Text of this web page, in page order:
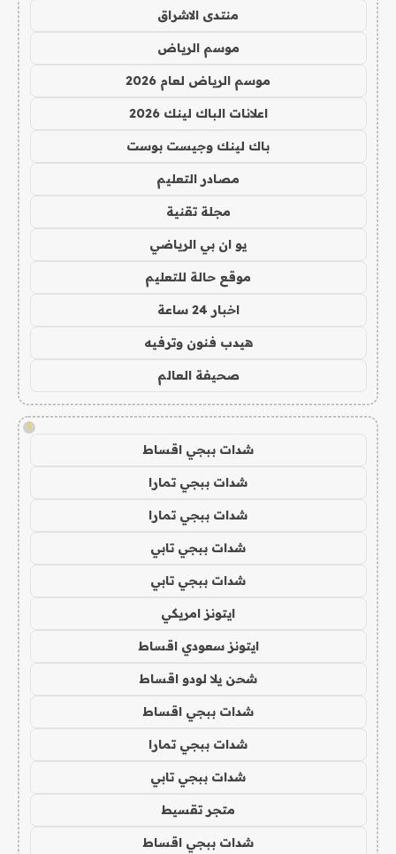
منتدى الاشراق
موسم الرياض
موسم الرياض لعام 2026
اعلانات الباك لينك 2026
باك لينك وجيست بوست
مصادر التعليم
مجلة تقنية
يو ان بي الرياضي
موقع حالة للتعليم
اخبار 24 ساعة
هيدب فنون وترفيه
صحيفة العالم
!
شدات ببجي اقساط
شدات ببجي تمارا
شدات ببجي تمارا
شدات ببجي تابي
شدات ببجي تابي
ايتونز امريكي
ايتونز سعودي اقساط
شحن يلا لودو اقساط
شدات ببجي اقساط
شدات ببجي تمارا
شدات ببجي تابي
متجر تقسيط
شدات ببجي اقساط